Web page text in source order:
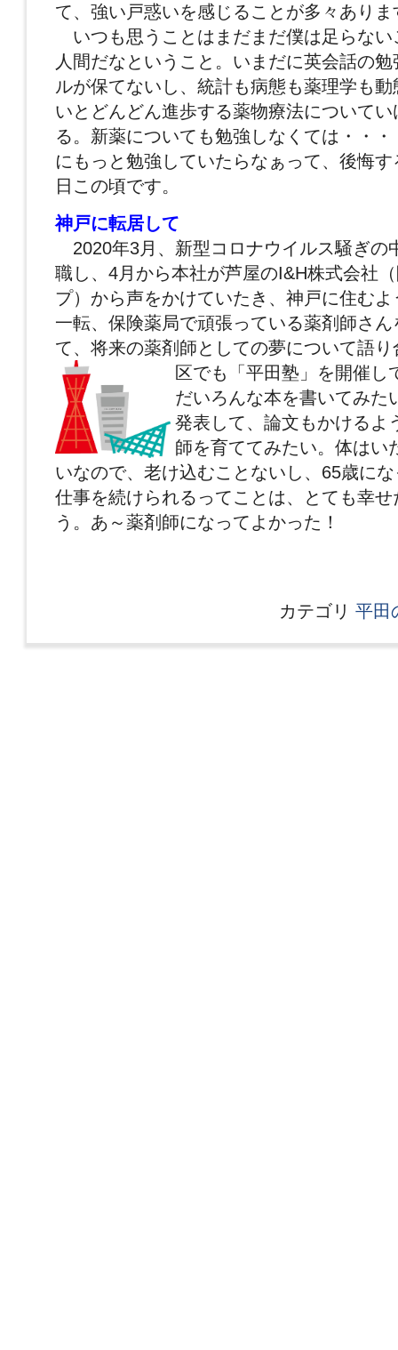
て、強い戸惑いを感じることが多々ありま
いつも思うことはまだまだ僕は足らない
人間だなということ。いまだに英会話の
ルが保てないし、統計も病態も薬理学も
いとどんどん進歩する薬物療法について
る。新薬についても勉強しなくては・・
にもっと勉強していたらなぁって、後悔
日この頃です。
神戸に転居して
2020年3月、新型コロナウイルス騒ぎの
職し、4月から本社が芦屋のI&H株式会社
プ）から声をかけていたき、神戸に住む
一転、保険薬局で頑張っている薬剤師さ
て、将来の薬剤師としての夢について語
区でも「平田塾」を開催し
だいろんな本を書いてみた
発表して、論文もかけるよ
師を育ててみたい。体はい
いなので、老け込むことないし、65歳に
仕事を続けられるってことは、とても幸
う。あ～薬剤師になってよかった！
カテゴリ 平田